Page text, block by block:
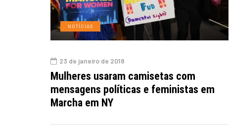
NOTÍCIAS
23 de janeiro de 2018
Mulheres usaram camisetas com
mensagens políticas e feministas em
Marcha em NY